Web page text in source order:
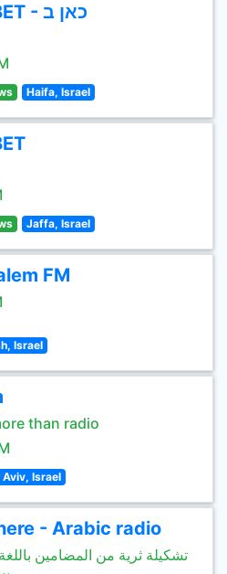
KAN BET - כאן ב
Haifa, Israel
Jaffa, Israel
FM
Israel
than radio
Aviv, Israel
- Arabic radio
تشكيلة ثرية من المضامين باللغة